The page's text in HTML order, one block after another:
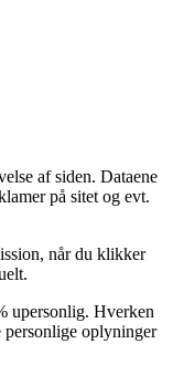
af siden. Dataene
på sitet og evt.
når du klikker
upersonlig. Hverken
oplyninger